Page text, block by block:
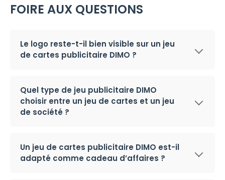
FOIRE AUX QUESTIONS
Le logo reste-t-il bien visible sur un jeu
de cartes publicitaire DIMO ?
Quel type de jeu publicitaire DIMO
choisir entre un jeu de cartes et un jeu
de société ?
Un jeu de cartes publicitaire DIMO est-il
adapté comme cadeau d’affaires ?